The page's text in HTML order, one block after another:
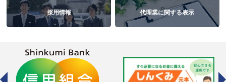
採用情報 代理業に関する表示